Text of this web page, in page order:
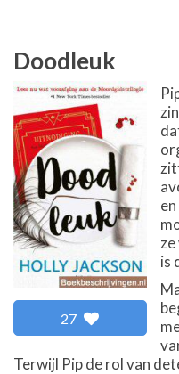
Doodleuk
27
is
Terwijl Pip de rol van